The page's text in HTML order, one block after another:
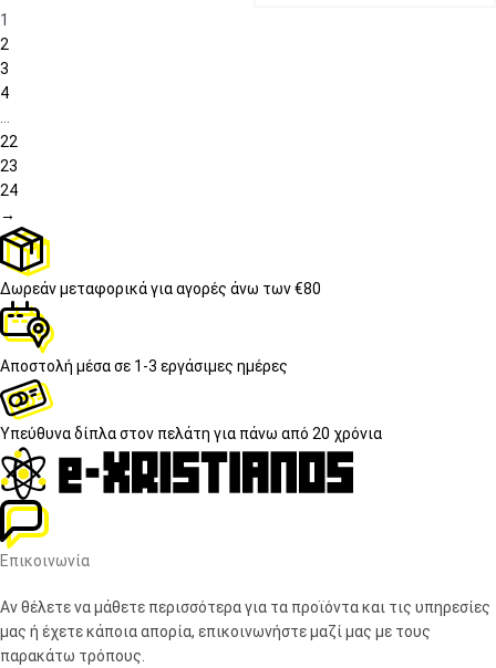
1
2
3
4
22
23
24
→
Δωρεάν μεταφορικάγια αγορές άνω των €80
Αποστολή μέσα σε 1-3 εργάσιμες ημέρες
Υπεύθυνα δίπλα στον πελάτη για πάνω από 20 χρόνια
Επικοινωνία
Αν θέλετε να μάθετε περισσότερα για τα προϊόντα και τις υπηρεσίες
μας ή έχετε κάποια απορία, επικοινωνήστε μαζί μας με τους
παρακάτω τρόπους.